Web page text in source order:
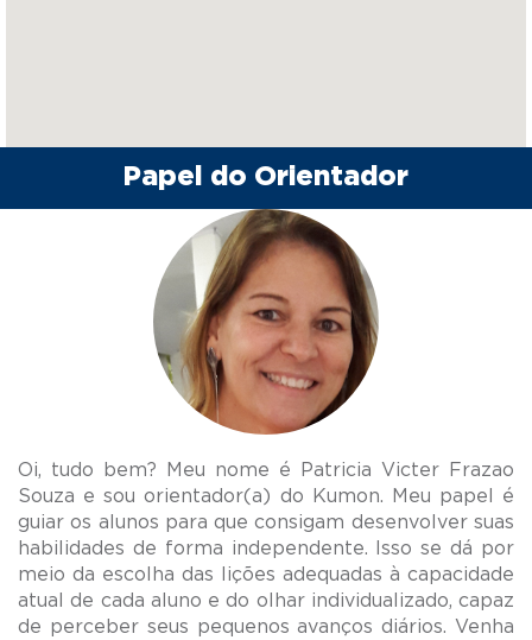
Papel do Orientador
Oi, tudo bem? Meu nome é Patricia Victer Frazao
Souza e sou orientador(a) do Kumon. Meu papel é
guiar os alunos para que consigam desenvolver suas
habilidades de forma independente. Isso se dá por
meio da escolha das lições adequadas à capacidade
atual de cada aluno e do olhar individualizado, capaz
de perceber seus pequenos avanços diários. Venha